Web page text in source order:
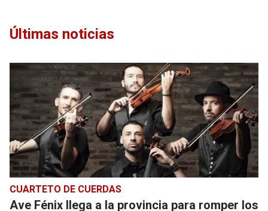
Últimas noticias
CUARTETO DE CUERDAS
Ave Fénix llega a la provincia para romper los